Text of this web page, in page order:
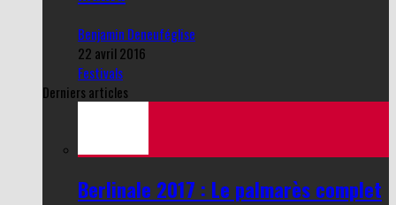
Benjamin Deneuféglise
22 avril 2016
Festivals
Derniers articles
Berlinale 2017 : Le palmarès complet